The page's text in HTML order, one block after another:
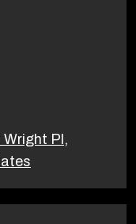
Wright Pl,